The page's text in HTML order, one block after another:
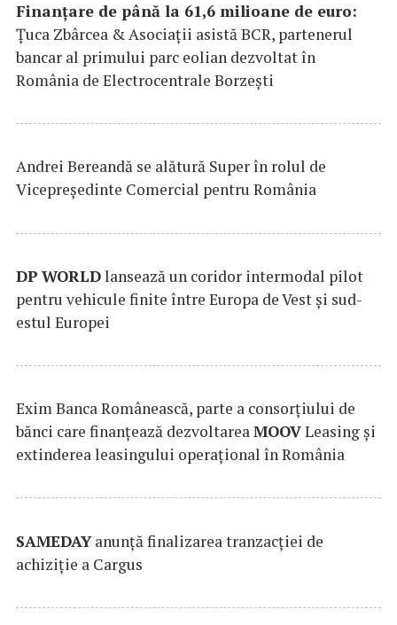
Finanțare de până la 61,6 milioane de euro:
Țuca Zbârcea & Asociații asistă BCR, partenerul
bancar al primului parc eolian dezvoltat în
România de Electrocentrale Borzești
Andrei Bereandă se alătură Super în rolul de
Vicepreședinte Comercial pentru România
DP WORLDlansează un coridor intermodal pilot
pentru vehicule finite între Europa de Vest și sud-
estul Europei
Exim Banca Românească, parte a consorțiului de
bănci care finanțează dezvoltareaMOOVLeasing și
extinderea leasingului operațional în România
SAMEDAYanunță finalizarea tranzacției de
achiziție a Cargus